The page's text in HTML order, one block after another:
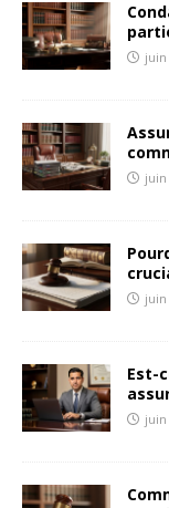
juin
juin
juin
Est-
juin